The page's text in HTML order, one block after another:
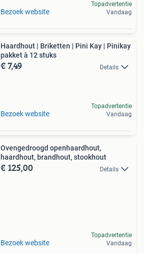
Bezoek website
Topadvertentie
Vandaag
Haardhout | Briketten | Pini Kay | Pinikay
pakket à 12 stuks
€ 7,49 Details
Bezoek website
Topadvertentie
Vandaag
Ovengedroogd openhaardhout,
haardhout, brandhout, stookhout
€ 125,00 Details
Bezoek website
Topadvertentie
Vandaag